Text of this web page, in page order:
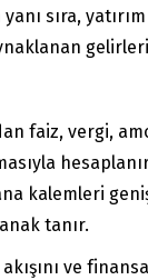
sıra,
faiz, vergi,
kalemleri
tanır.
ve